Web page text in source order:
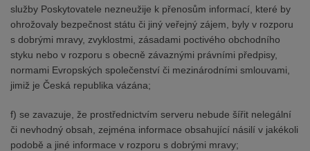
služby Poskytovatele nezneužije k přenosům informací, které by
ohrožovaly bezpečnost státu či jiný veřejný zájem, byly v rozporu
s dobrými mravy, zvyklostmi, zásadami poctivého obchodního
styku nebo v rozporu s obecně závaznými právními předpisy,
normami Evropských společenství či mezinárodními smlouvami,
jimiž je Česká republika vázána;
f) se zavazuje, že prostřednictvím serveru nebude šířit nelegální
či nevhodný obsah, zejména informace obsahující násilí v jakékoli
podobě a jiné informace v rozporu s dobrými mravy;